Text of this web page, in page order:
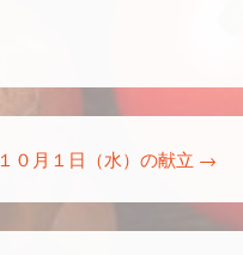
１０月１日（水）の献立 →